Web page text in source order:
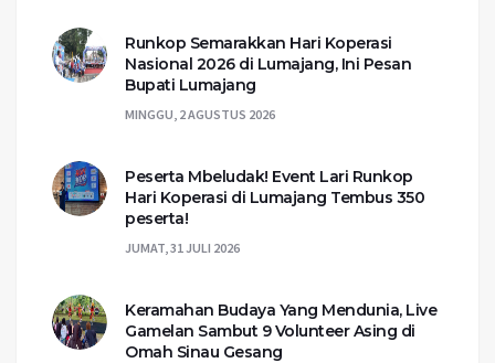
Runkop Semarakkan Hari Koperasi
Nasional 2026 di Lumajang, Ini Pesan
Bupati Lumajang
MINGGU, 2 AGUSTUS 2026
Peserta Mbeludak! Event Lari Runkop
Hari Koperasi di Lumajang Tembus 350
peserta!
JUMAT, 31 JULI 2026
Keramahan Budaya Yang Mendunia, Live
Gamelan Sambut 9 Volunteer Asing di
Omah Sinau Gesang